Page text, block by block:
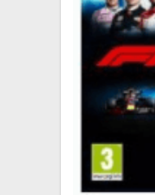
XZONE KLUB
TCG & BOARDGAME